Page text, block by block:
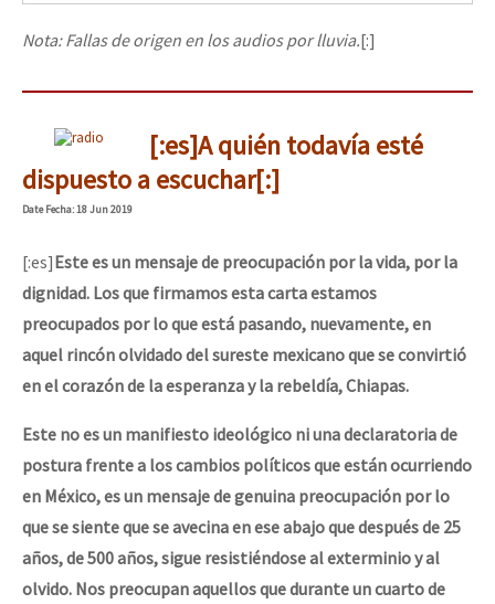
Nota: Fallas de origen en los audios por lluvia.[:]
[:es]A quién todavía esté
dispuesto a escuchar[:]
DateFecha: 18 Jun 2019
[:es]Este es un mensaje de preocupación por la vida, por la
dignidad. Los que firmamos esta carta estamos
preocupados por lo que está pasando, nuevamente, en
aquel rincón olvidado del sureste mexicano que se convirtió
en el corazón de la esperanza y la rebeldía, Chiapas.
Este no es un manifiesto ideológico ni una declaratoria de
postura frente a los cambios políticos que están ocurriendo
en México, es un mensaje de genuina preocupación por lo
que se siente que se avecina en ese abajo que después de 25
años, de 500 años, sigue resistiéndose al exterminio y al
olvido. Nos preocupan aquellos que durante un cuarto de